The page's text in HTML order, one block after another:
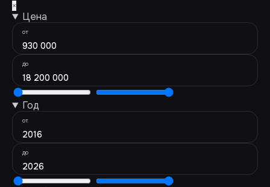
×
Цена
от
930 000
до
18 200 000
Год
от
2016
до
2026